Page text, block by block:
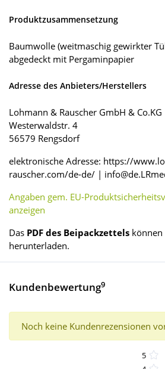
Produktzusammensetzung
Baumwolle (weitmaschig gewirkter
abgedeckt mit Pergaminpapier
Adresse des Anbieters/Herstellers
Lohmann & Rauscher GmbH & Co.KG
Westerwaldstr. 4
56579 Rengsdorf
elektronische Adresse: https://
rauscher.com/de-de/ |
Angaben gem. EU-
anzeigen
Das PDF des Beipackzettels können
herunterladen.
Kundenbewertung9
Noch keine Kundenrezensionen
5